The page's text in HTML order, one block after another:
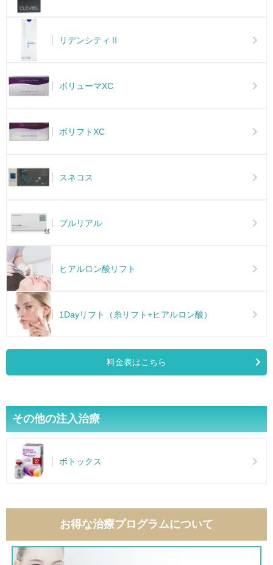
リデンシティⅡ
ボリューマXC
ボリフトXC
スネコス
プルリアル
ヒアルロン酸リフト
1Dayリフト（糸リフト+ヒアルロン酸）
料金表はこちら
その他の注入治療
ボトックス
お得な治療プログラムについて